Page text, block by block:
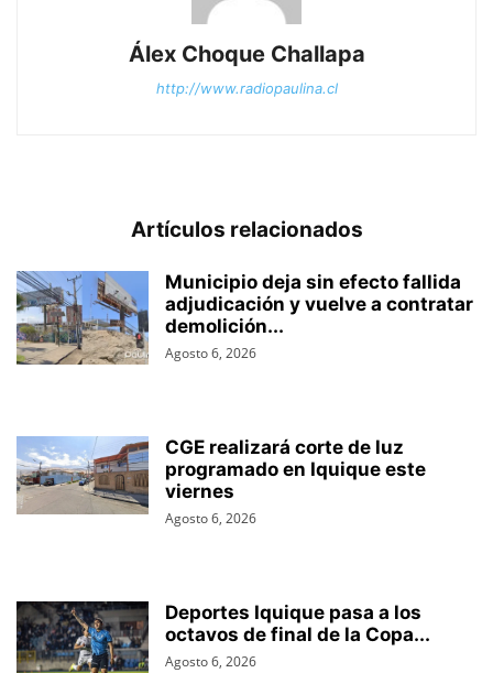
Álex Choque Challapa
http://www.radiopaulina.cl
Artículos relacionados
Municipio deja sin efecto fallida
adjudicación y vuelve a contratar
demolición...
Agosto 6, 2026
CGE realizará corte de luz
programado en Iquique este
viernes
Agosto 6, 2026
Deportes Iquique pasa a los
octavos de final de la Copa...
Agosto 6, 2026